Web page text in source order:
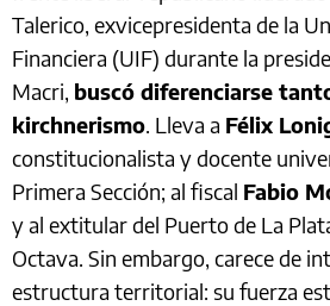
Talerico, exvicepresidenta de la
Financiera (UIF) durante la
Macri, buscó diferenciarse
kirchnerismo. Lleva a Félix
constitucionalista y docente
Primera Sección; al fiscal Fabio
y al extitular del Puerto de La
Octava. Sin embargo, carece de
estructura territorial: su fuerza